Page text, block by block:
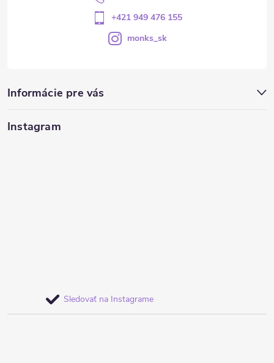
Informácie pre vás
+421 949 476 155
monks_sk
Instagram
Sledovať na Instagrame